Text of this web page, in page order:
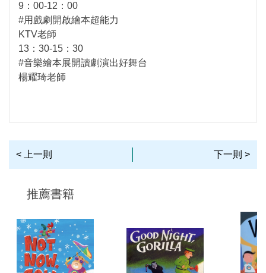
9：00-12：00
#用戲劇開啟繪本超能力
KTV老師
13：30-15：30
#音樂繪本展開讀劇演出好舞台
楊耀琦老師
< 上一則 下一則 >
推薦書籍